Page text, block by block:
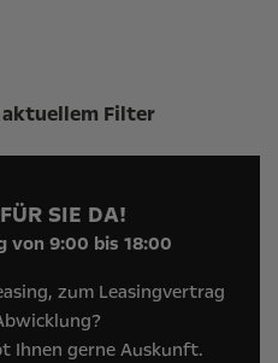
aktuellem Filter
SIE DA!
von 9:00 bis 18:00
zum Leasingvertrag
Ihnen gerne Auskunft.